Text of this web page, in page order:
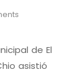
de El
asistió